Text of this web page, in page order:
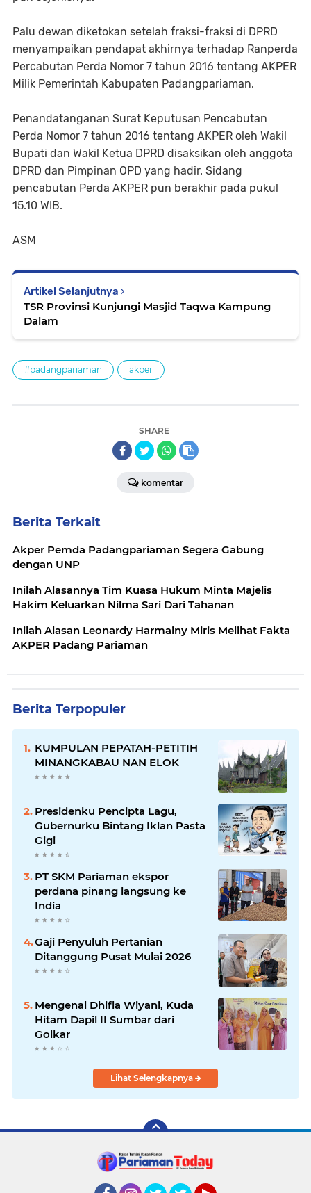
Palu dewan diketokan setelah fraksi-fraksi di DPRD
menyampaikan pendapat akhirnya terhadap Ranperda
Percabutan Perda Nomor 7 tahun 2016 tentang AKPER
Milik Pemerintah Kabupaten Padangpariaman.
Penandatanganan Surat Keputusan Pencabutan
Perda Nomor 7 tahun 2016 tentang AKPER oleh Wakil
Bupati dan Wakil Ketua DPRD disaksikan oleh anggota
DPRD dan Pimpinan OPD yang hadir. Sidang
pencabutan Perda AKPER pun berakhir pada pukul
15.10 WIB.
ASM
Artikel Selanjutnya
TSR Provinsi Kunjungi Masjid Taqwa Kampung
Dalam
#padangpariaman akper
SHARE
komentar
Berita Terkait
Akper Pemda Padangpariaman Segera Gabung
dengan UNP
Inilah Alasannya Tim Kuasa Hukum Minta Majelis
Hakim Keluarkan Nilma Sari Dari Tahanan
Inilah Alasan Leonardy Harmainy Miris Melihat Fakta
AKPER Padang Pariaman
Berita Terpopuler
KUMPULAN PEPATAH-PETITIH
MINANGKABAU NAN ELOK
Presidenku Pencipta Lagu,
Gubernurku Bintang Iklan Pasta
Gigi
PT SKM Pariaman ekspor
perdana pinang langsung ke
India
Gaji Penyuluh Pertanian
Ditanggung Pusat Mulai 2026
Mengenal Dhifla Wiyani, Kuda
Hitam Dapil II Sumbar dari
Golkar
Lihat Selengkapnya